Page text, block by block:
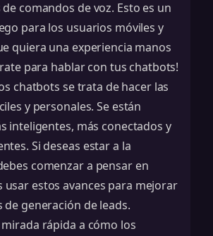
comandos de voz. Esto es un
para los usuarios móviles y
quiera una experiencia manos
para hablar con tus chatbots!
chatbots se trata de hacer las
y personales. Se están
inteligentes, más conectados y
Si deseas estar a la
comenzar a pensar en
usar estos avances para mejorar
generación de leads.
rápida a cómo los